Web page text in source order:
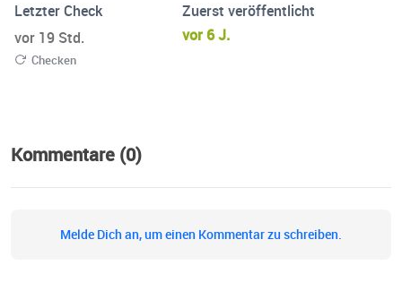
Letzter Check
vor 19 Std.
Checken
Zuerst veröffentlicht
vor 6 J.
Kommentare (0)
Melde Dich an, um einen Kommentar zu schreiben.